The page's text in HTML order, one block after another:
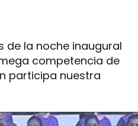
de la noche inaugural
competencia de
participa nuestra